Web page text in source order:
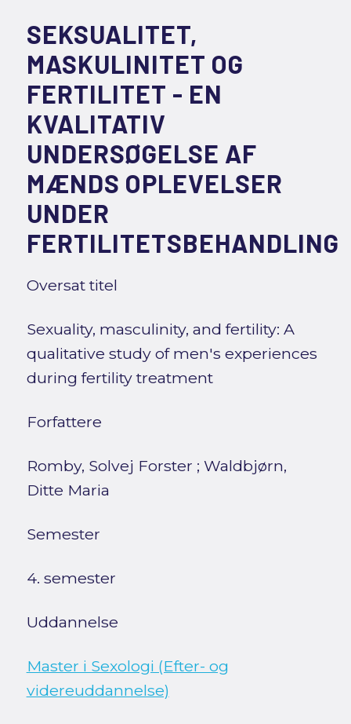
SEKSUALITET,
MASKULINITET OG
FERTILITET - EN
KVALITATIV
UNDERSØGELSE AF
MÆNDS OPLEVELSER
UNDER
FERTILITETSBEHANDLING
Oversat titel
Sexuality, masculinity, and fertility: A
qualitative study of men's experiences
during fertility treatment
Forfattere
Romby, Solvej Forster ; Waldbjørn,
Ditte Maria
Semester
4. semester
Uddannelse
Master i Sexologi (Efter- og
videreuddannelse)